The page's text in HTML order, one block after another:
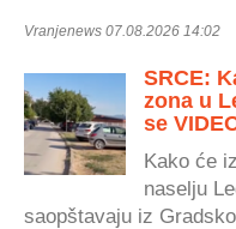
Vranjenews 07.08.2026 14:02
SRCE:
zona u
se
Kako će
naselju
saopštavaju iz